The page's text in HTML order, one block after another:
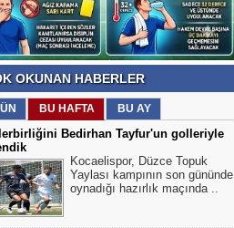
OKUNAN HABERLER
BU HAFTA BU AY
Bedirhan Tayfur'un golleriyle
Kocaelispor, Düzce Topuk
Yaylası kampının son gününde
oynadığı hazırlık maçında ..